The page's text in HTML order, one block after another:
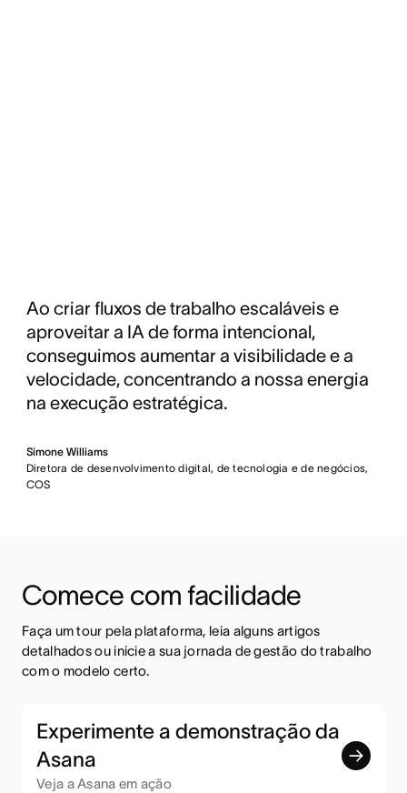
Ao criar fluxos de trabalho escaláveis e
aproveitar a IA de forma intencional,
conseguimos aumentar a visibilidade e a
velocidade, concentrando a nossa energia
na execução estratégica.
Simone Williams
Diretora de desenvolvimento digital, de tecnologia e de negócios,
COS
Comece com facilidade
Faça um tour pela plataforma, leia alguns artigos
detalhados ou inicie a sua jornada de gestão do trabalho
com o modelo certo.
Experimente a demonstração da
Asana
Veja a Asana em ação